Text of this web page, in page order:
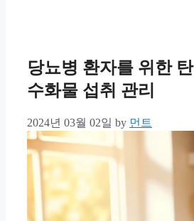
당뇨병 환자를 위한 탄
수화물 섭취 관리
2024년 03월 02일 by 먼트